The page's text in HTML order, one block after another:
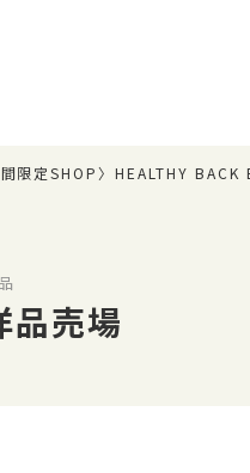
間限定SHOP〉HEALTHY
品売場